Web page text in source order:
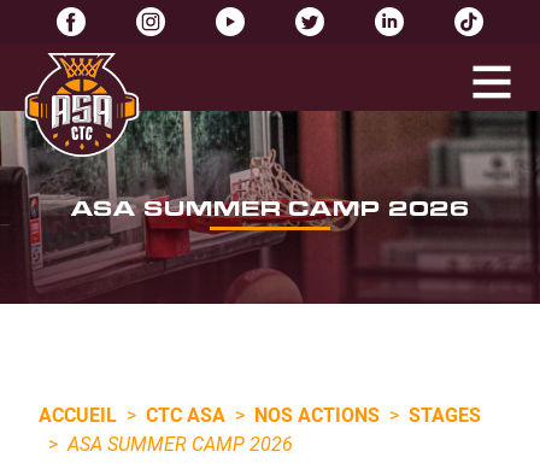
ASA SUMMER CAMP 2026
ACCUEIL > CTC ASA > NOS ACTIONS > STAGES
> ASA SUMMER CAMP 2026